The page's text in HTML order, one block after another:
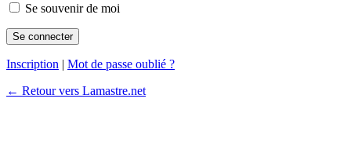
Se souvenir de moi
Inscription | Mot de passe oublié ?
← Retour vers Lamastre.net